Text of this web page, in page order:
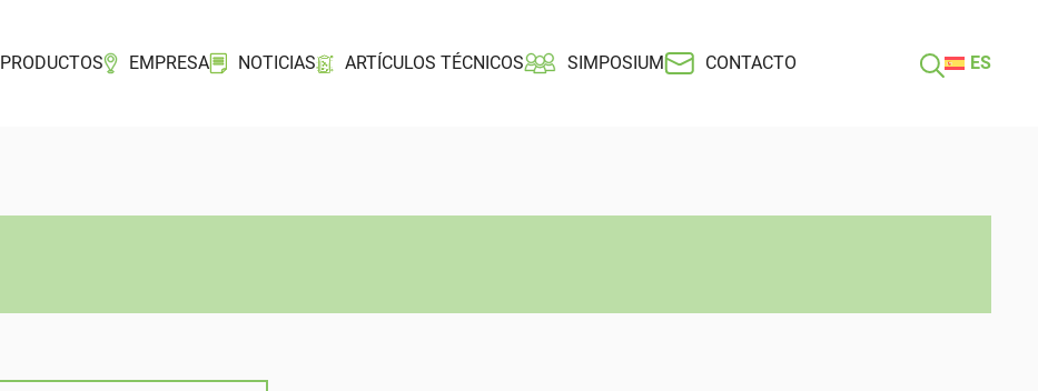
PRODUCTOS EMPRESA NOTICIAS ARTÍCULOS TÉCNICOS SIMPOSIUM CONTACTO ES